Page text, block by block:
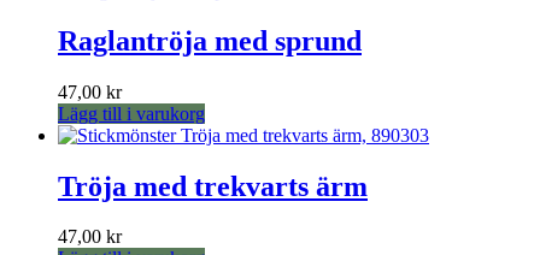
har
flera
olika
alternativen
väljas
på
Raglantröja med sprund
47,00 kr
Lägg till i varukorg
Tröja med trekvarts ärm
47,00 kr